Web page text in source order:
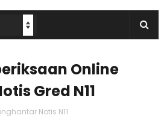
Online
Gred N11
Notis N11